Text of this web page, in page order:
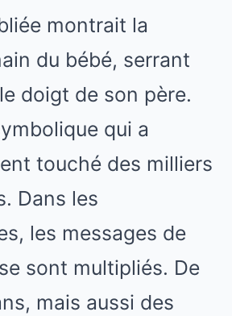
montrait la
du bébé, serrant
doigt de son père.
qui a
touché des milliers
Dans les
les messages de
sont multipliés. De
mais aussi des